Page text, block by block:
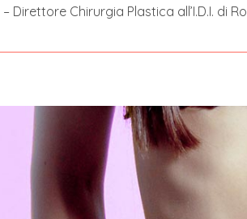
– Direttore Chirurgia Plastica all’I.D.I. di